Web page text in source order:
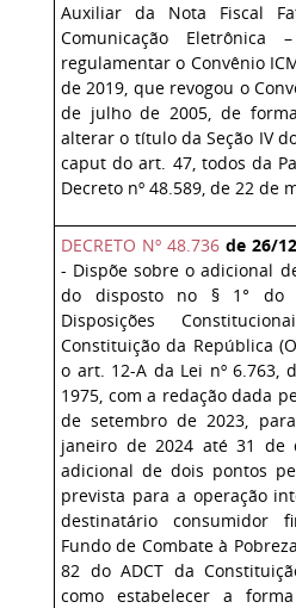
Auxiliar da Nota Fiscal
Comunicação Eletrônica
regulamentar o Convênio
de 2019, que revogou o
de julho de 2005, de
alterar o título da Seção IV
caput do art. 47, todos da
Decreto nº 48.589, de 22 de
DECRETO Nº 48.736 de 26/
- Dispõe sobre o adicional
do disposto no § 1°
Disposições
Constituição da República
o art. 12-A da Lei nº 6.763,
1975, com a redação dada
de setembro de 2023,
janeiro de 2024 até 31 de
adicional de dois pontos
prevista para a operação
destinatário consumidor
Fundo de Combate à
82 do ADCT da
como estabelecer a